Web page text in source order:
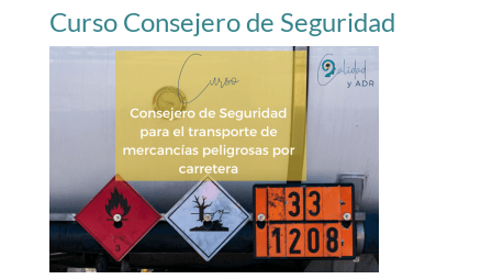
Curso Consejero de Seguridad